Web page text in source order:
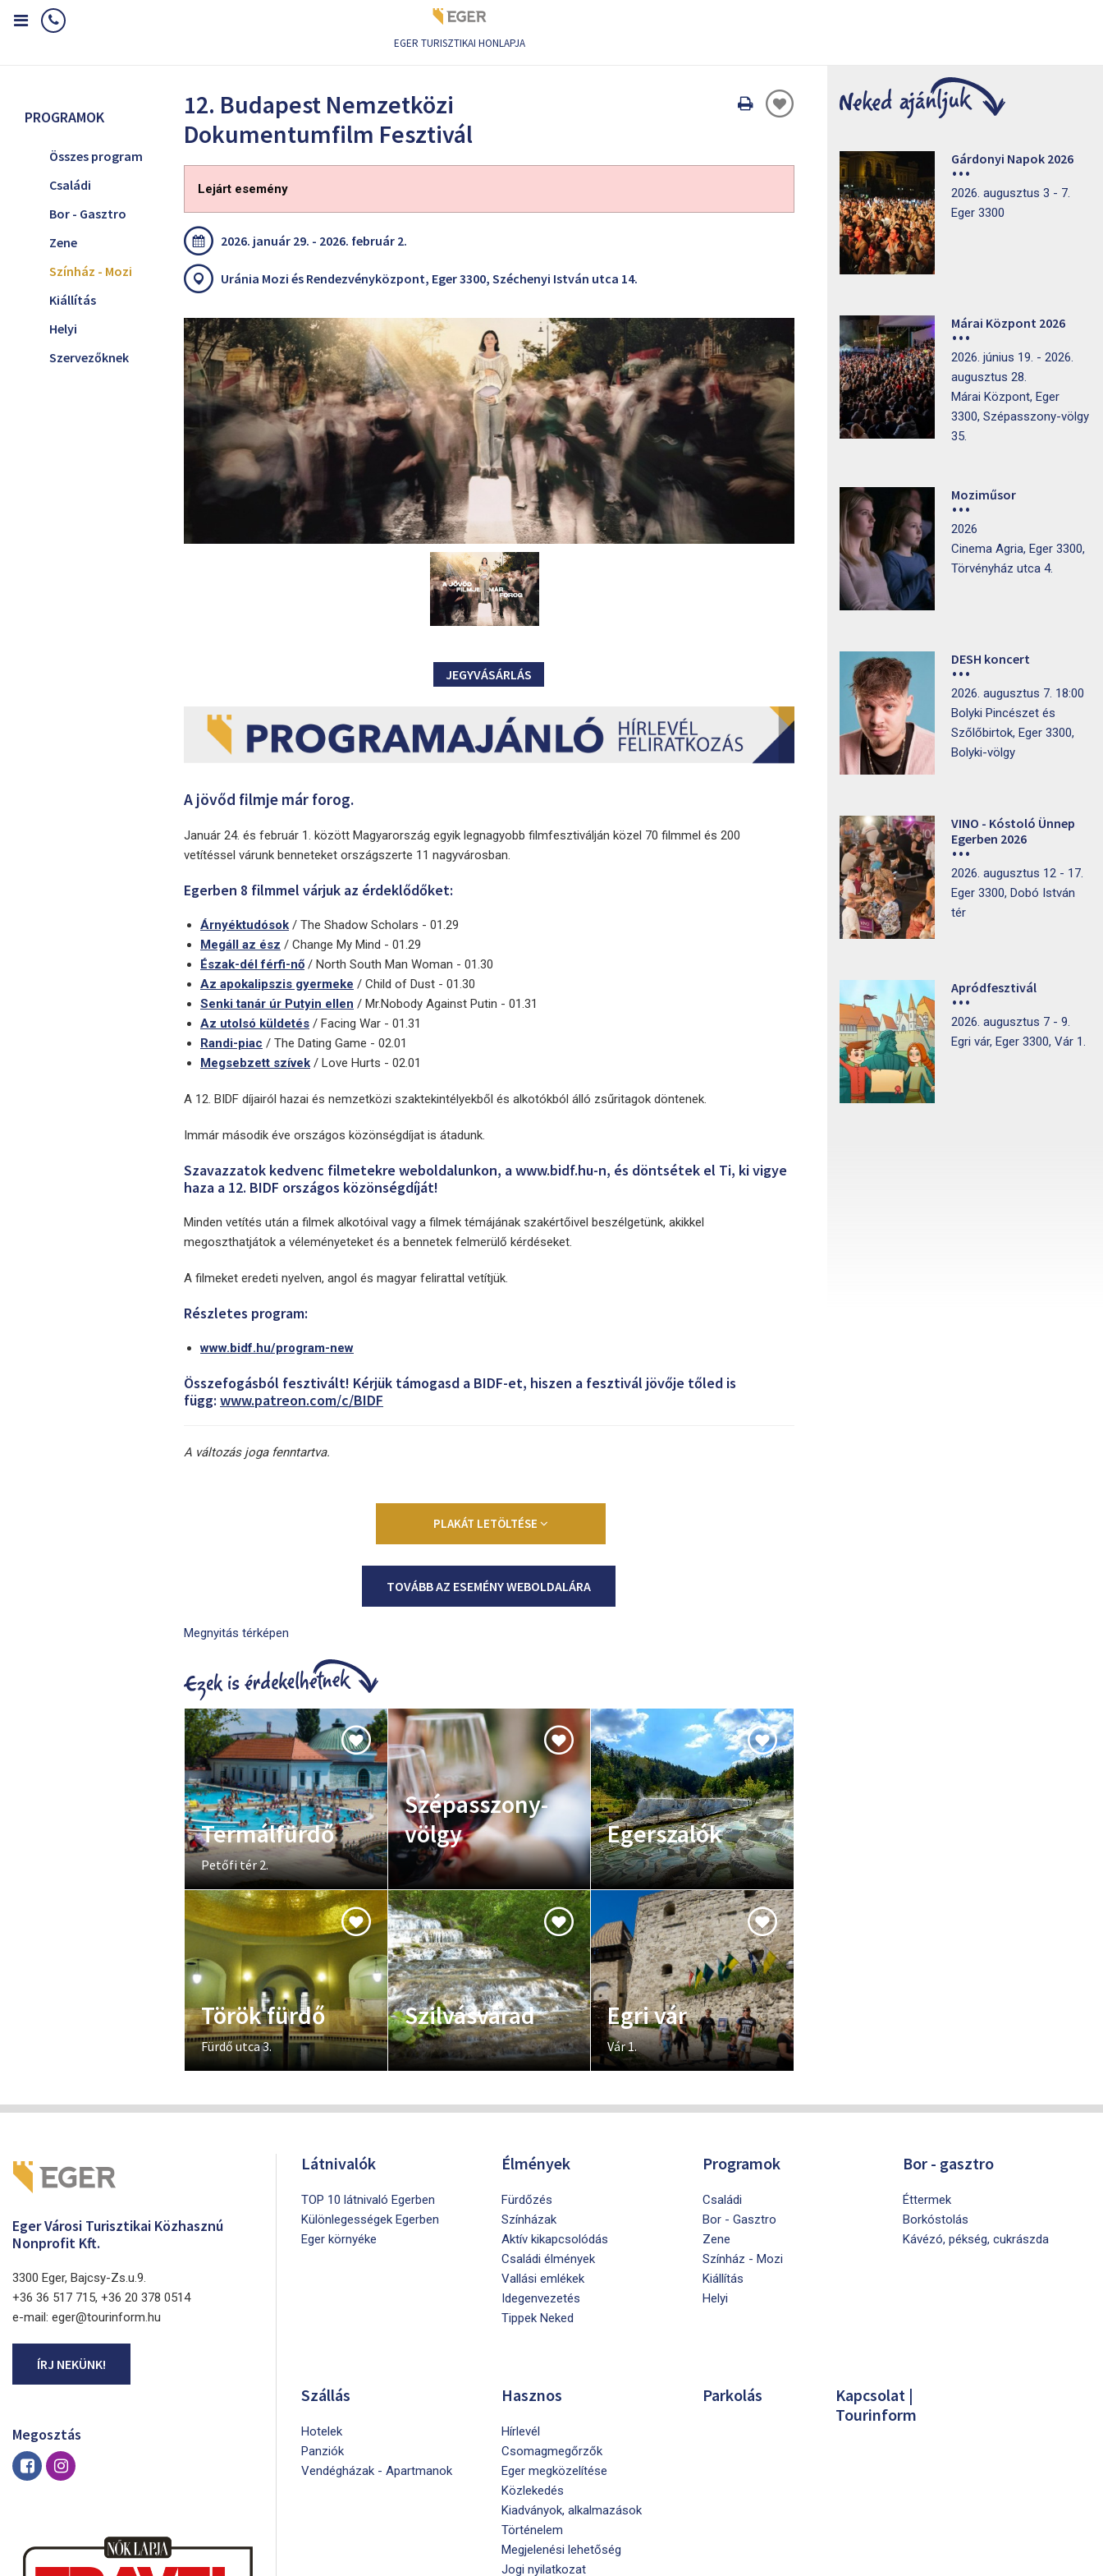
EGER TURISZTIKAI HONLAPJA
PROGRAMOK
Összes program
Családi
Bor - Gasztro
Zene
Színház - Mozi
Kiállítás
Helyi
Szervezőknek
12. Budapest Nemzetközi
Dokumentumfilm Fesztivál
Oldal
Lejárt esemény
2026. január 29. - 2026. február 2.
Uránia Mozi és Rendezvényközpont, Eger 3300, Széchenyi István utca 14.
JEGYVÁSÁRLÁS
A jövőd filmje már forog.
Január 24. és február 1. között Magyarország egyik legnagyobb filmfesztiválján közel 70 filmmel és 200
vetítéssel várunk benneteket országszerte 11 nagyvárosban.
Egerben 8 filmmel várjuk az érdeklődőket:
Árnyéktudósok / The Shadow Scholars - 01.29
Megáll az ész / Change My Mind - 01.29
Észak-dél férfi-nő / North South Man Woman - 01.30
Az apokalipszis gyermeke / Child of Dust - 01.30
Senki tanár úr Putyin ellen / Mr.Nobody Against Putin - 01.31
Az utolsó küldetés / Facing War - 01.31
Randi-piac / The Dating Game - 02.01
Megsebzett szívek / Love Hurts - 02.01
A 12. BIDF díjairól hazai és nemzetközi szaktekintélyekből és alkotókból álló zsűritagok döntenek.
Immár második éve országos közönségdíjat is átadunk.
Szavazzatok kedvenc filmetekre weboldalunkon, a www.bidf.hu-n, és döntsétek el Ti, ki vigye
haza a 12. BIDF országos közönségdíját!
Minden vetítés után a filmek alkotóival vagy a filmek témájának szakértőivel beszélgetünk, akikkel
megoszthatjátok a véleményeteket és a bennetek felmerülő kérdéseket.
A filmeket eredeti nyelven, angol és magyar felirattal vetítjük.
Részletes program:
www.bidf.hu/program-new
Összefogásból fesztivált! Kérjük támogasd a BIDF-et, hiszen a fesztivál jövője tőled is
függ: www.patreon.com/c/BIDF
A változás joga fenntartva.
PLAKÁT LETÖLTÉSE
TOVÁBB AZ ESEMÉNY WEBOLDALÁRA
Megnyitás térképen
Termálfürdő
Petőfi tér 2.
Szépasszony-
völgy
Egerszalók
Török fürdő
Fürdő utca 3.
Szilvásvárad Egri vár
Vár 1.
Gárdonyi Napok 2026
2026. augusztus 3 - 7.
Eger 3300
Márai Központ 2026
2026. június 19. - 2026.
augusztus 28.
Márai Központ, Eger
3300, Szépasszony-völgy
35.
Moziműsor
2026
Cinema Agria, Eger 3300,
Törvényház utca 4.
DESH koncert
2026. augusztus 7. 18:00
Bolyki Pincészet és
Szőlőbirtok, Eger 3300,
Bolyki-völgy
VINO - Kóstoló Ünnep
Egerben 2026
2026. augusztus 12 - 17.
Eger 3300, Dobó István
tér
Apródfesztivál
2026. augusztus 7 - 9.
Egri vár, Eger 3300, Vár 1.
Eger Városi Turisztikai Közhasznú
Nonprofit Kft.
3300 Eger, Bajcsy-Zs.u.9.
+36 36 517 715, +36 20 378 0514
e-mail: eger@tourinform.hu
ÍRJ NEKÜNK!
Megosztás
Látnivalók
TOP 10 látnivaló Egerben
Különlegességek Egerben
Eger környéke
Élmények
Fürdőzés
Színházak
Aktív kikapcsolódás
Családi élmények
Vallási emlékek
Idegenvezetés
Tippek Neked
Programok
Családi
Bor - Gasztro
Zene
Színház - Mozi
Kiállítás
Helyi
Bor - gasztro
Éttermek
Borkóstolás
Kávézó, pékség, cukrászda
Szállás
Hotelek
Panziók
Vendégházak - Apartmanok
Hasznos
Hírlevél
Csomagmegőrzők
Eger megközelítése
Közlekedés
Kiadványok, alkalmazások
Történelem
Megjelenési lehetőség
Jogi nyilatkozat
Parkolás
Kapcsolat |
Tourinform